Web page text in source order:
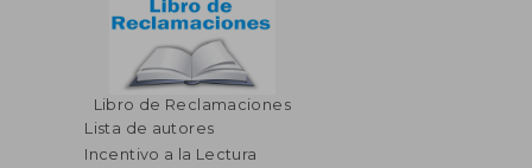
45%
$ 38.11
Libro de Reclamaciones
Lista de autores
Incentivo a la Lectura